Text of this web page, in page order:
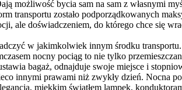
możliwość bycia sam na sam z
transportu zostało podporządkowanych
ale doświadczeniem, do którego chce się
w jakimkolwiek innym środku
nocny pociąg to nie tylko
bagaż, odnajduje swoje miejsce i
innymi prawami niż zwykły dzień. Nocna
miękkim światłem lampek,